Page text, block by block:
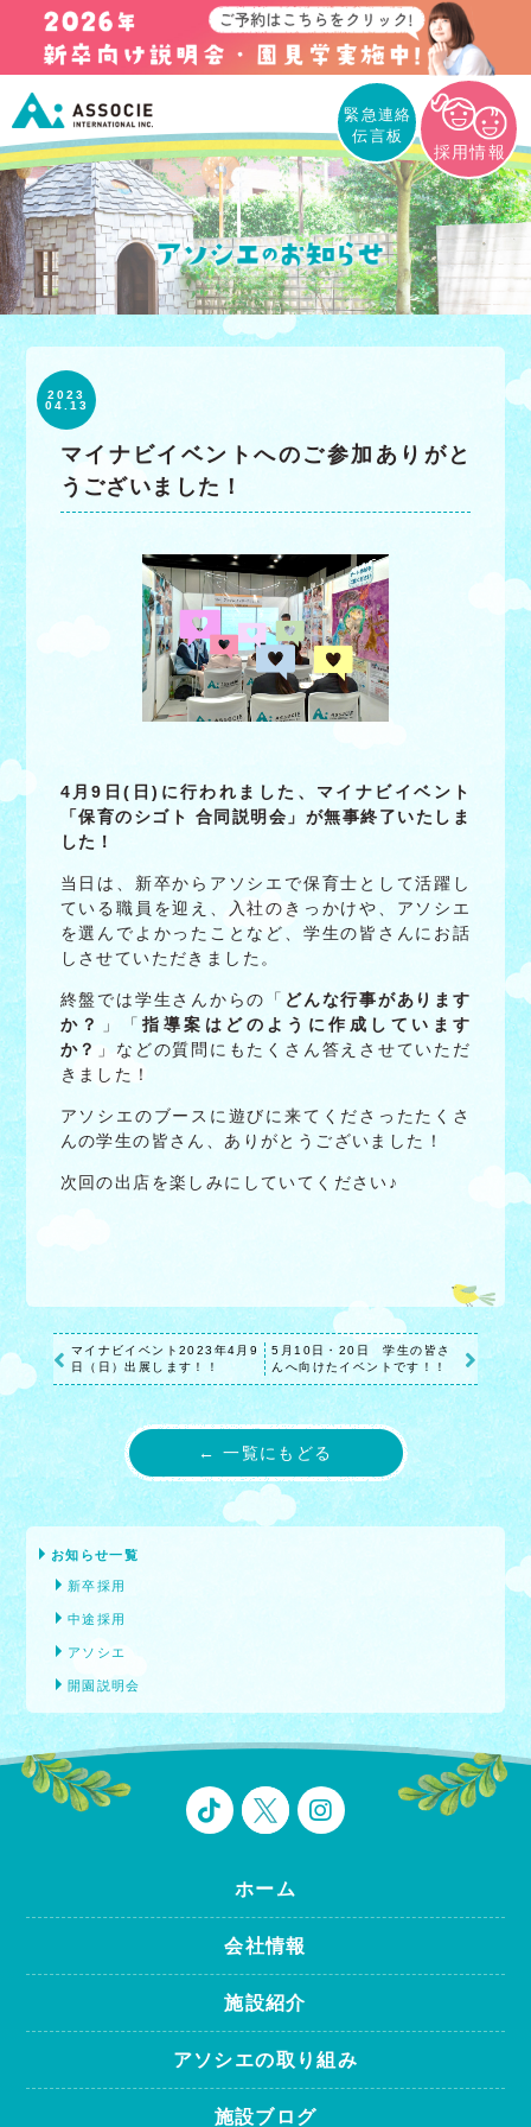
採用情報
緊急連絡
伝言板
2023
04.13
マイナビイベントへのご参加ありがと
うございました！
4月9日(日)に行われました、マイナビイベント
「保育のシゴト 合同説明会」が無事終了いたしま
した！
当日は、新卒からアソシエで保育士として活躍し
ている職員を迎え、入社のきっかけや、アソシエ
を選んでよかったことなど、学生の皆さんにお話
しさせていただきました。
終盤では学生さんからの「 どんな行事があります
か？
」「指導案はどのように作成しています
か？
」などの質問にもたくさん答えさせていただ
きました！
アソシエのブースに遊びに来てくださったたくさ
んの学生の皆さん、ありがとうございました！
次回の出店を楽しみにしていてください♪
マイナビイベント2023年4月9
日（日）出展します！！
5月10日・20日 学生の皆さ
んへ向けたイベントです！！
← 一覧にもどる
お知らせ一覧
新卒採用
中途採用
アソシエ
開園説明会
ホーム
会社情報
施設紹介
アソシエの取り組み
施設ブログ